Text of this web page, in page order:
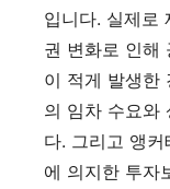
입니다. 실제로
권 변화로 인해
이 적게 발생한
의 임차 수요와
다. 그리고 앵
에 의지한 투자